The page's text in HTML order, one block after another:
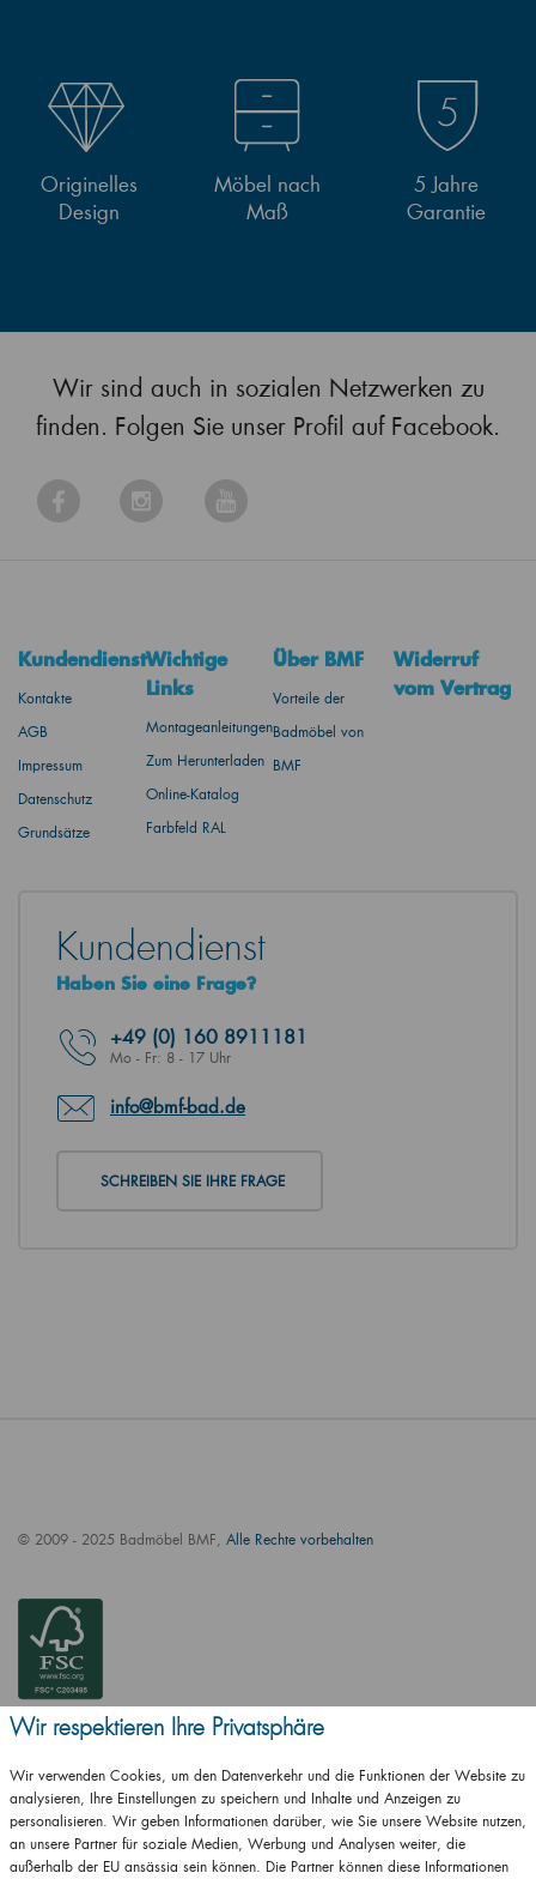
Originelles
Design
Möbel nach
Maß
5 Jahre
Garantie
Wir sind auch in sozialen Netzwerken zu
finden. Folgen Sie unser Profil auf Facebook.
Kundendienst
Kontakte
AGB
Impressum
Datenschutz
Grundsätze
Wichtige
Links
Montageanleitungen
Zum Herunterladen
Online-Katalog
Farbfeld RAL
Über BMF
Vorteile der
Badmöbel von
BMF
Widerruf
vom Vertrag
Kundendienst
Haben Sie eine Frage?
+49 (0) 160 8911181
Mo - Fr: 8 - 17 Uhr
info@bmf-bad.de
SCHREIBEN SIE IHRE FRAGE
© 2009 - 2025 Badmöbel BMF, Alle Rechte vorbehalten
ČSN EN ISO
Wir respektieren Ihre Privatsphäre
Wir verwenden Cookies, um den Datenverkehr und die Funktionen der Website zu
analysieren, Ihre Einstellungen zu speichern und Inhalte und Anzeigen zu
personalisieren. Wir geben Informationen darüber, wie Sie unsere Website nutzen,
an unsere Partner für soziale Medien, Werbung und Analysen weiter, die
außerhalb der EU ansässig sein können. Die Partner können diese Informationen